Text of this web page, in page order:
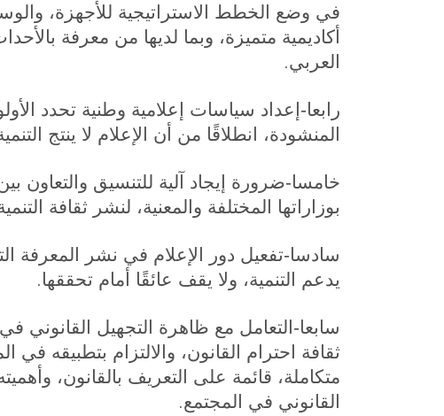
في وضع الخطط الاستراتيجية للأجهزة،
أكاديمية متميزة، وبما لديها من معرفة
العربي.
رابعا-إعداد سياسات إعلامية وطنية تحدد
المنشودة، انطلاقًا من أن الإعلام لا ينتج
خامسا-ضرورة إيجاد آلية للتنسيق والتعاون
بوزاراتها المختلفة والمعنية، لنشر ثقافة
سادسا-تفعيل دور الإعلام في نشر المعرفة
يدعم التنمية، ولا يقف عائقًا أمام تحققها.
سابعا-التعامل مع ظاهرة التجهيل القانوني
ثقافة احترام القانون، والالتزام بتطبيقه
متكاملة، قائمة على التعريف بالقانون،
القانوني في المجتمع.